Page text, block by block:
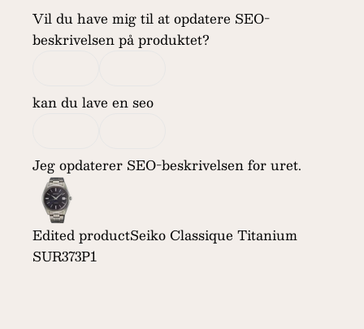
Vil du have mig til at opdatere SEO-
beskrivelsen på produktet?
kan du lave en seo
Jeg opdaterer SEO-beskrivelsen for uret.
Edited productSeiko Classique Titanium
SUR373P1